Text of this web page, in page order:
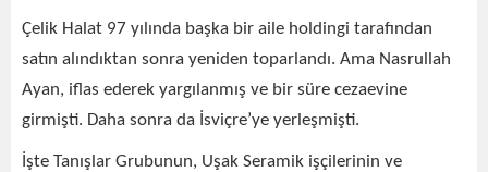
Çelik Halat 97 yılında başka bir aile holdingi tarafından
satın alındıktan sonra yeniden toparlandı. Ama Nasrullah
Ayan, iflas ederek yargılanmış ve bir süre cezaevine
girmişti. Daha sonra da İsviçre’ye yerleşmişti.
İşte Tanışlar Grubunun, Uşak Seramik işçilerinin ve